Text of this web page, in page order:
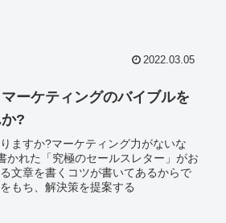
2022.03.05
ーケティングのバイブルを
?
ますか?マーケティング力がないな
かれた「究極のセールスレター」がお
文章を書くコツが書いてあるからで
もち、解決策を提案する